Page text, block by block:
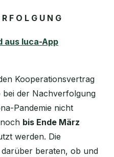
F O L G U N G
aus luca-App
Kooperationsvertrag
der Nachverfolgung
Pandemie nicht
bis Ende März
werden. Die
beraten, ob und